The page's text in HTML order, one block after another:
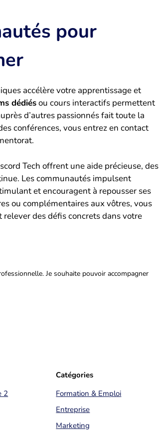
pour
accélère votre apprentissage et
dédiésou cours interactifs permettent
d’autres passionnés fait toute la
conférences, vous entrez en contact
Tech offrent une aide précieuse, des
Les communautés impulsent
et encouragent à repousser ses
ou complémentaires aux vôtres, vous
des défis concrets dans votre
Je souhaite pouvoir accompagner
2
Catégories
Formation & Emploi
Entreprise
Marketing